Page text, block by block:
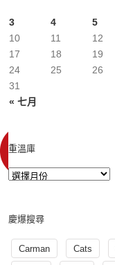
« 七月
3
4 5
10
11 12
17
18 19
24
25 26
31
重溫庫
慶爆搜尋
Carman Cats